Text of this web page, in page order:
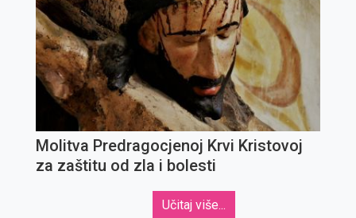
Molitva Predragocjenoj Krvi Kristovoj
za zaštitu od zla i bolesti
Učitaj više...